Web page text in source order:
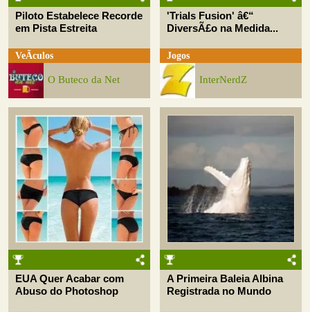
Piloto Estabelece Recorde
em Pista Estreita
VeÃ­culos
O Buteco da Net
'Trials Fusion' â€“
DiversÃ£o na Medida...
Jogos
InterNerdZ
EUA Quer Acabar com
Abuso do Photoshop
A Primeira Baleia Albina
Registrada no Mundo